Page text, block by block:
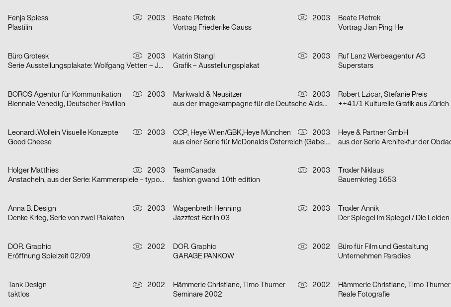
Fenja Spiess D
2003
Plastilin
Beate Pietrek D
2003
Vortrag Friederike Gauss
Beate Pietrek
Vortrag Jian Ping He
Büro Grotesk D
2003
Serie Ausstellungsplakate: Wolfgang Vetten – Jürgen Paas – Kunstauktion
Katrin Stangl D
2003
Grafik – Ausstellungsplakat
Ruf Lanz Werbeagentur AG
Superstars
BOROS Agentur für Kommunikation D
2003
Biennale Venedig, Deutscher Pavillon
Markwald & Neusitzer D
2003
aus der Imagekampagne für die Deutsche Aidshilfe e.V.
Robert Lzicar, Stefanie Preis
++41/1 Kulturelle Grafik aus Zürich
Leonardi.Wollein Visuelle Konzepte D
2003
Good Cheese
CCP, Heye Wien/GBK,Heye München A
2003
aus einer Serie für McDonalds Österreich (Gabeln)
Heye & Partner GmbH
Holger Matthies D
2003
Anstacheln, aus der Serie: Kammerspiele – typografische Themenplakate
TeamCanada CH
2003
fashion gwand 10th edition
Troxler Niklaus
Bauernkrieg 1653
Anna B. Design D
2003
Denke Krieg, Serie von zwei Plakaten
Wagenbreth Henning D
2003
Jazzfest Berlin 03
Troxler Annik
DOR. Graphic D
2002
Eröffnung Spielzeit 02/09
DOR. Graphic D
2002
GARAGE PANKOW
Büro für Film und Gestaltung
Unternehmen Paradies
Tank Design CH
2002
taktlos
Hämmerle Christiane, Timo Thurner D
2002
Seminare 2002
Hämmerle Christiane, Timo Thurner
Reale Fotografie